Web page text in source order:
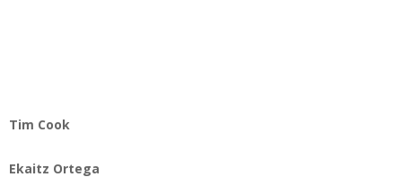
Tim Cook
Ekaitz Ortega